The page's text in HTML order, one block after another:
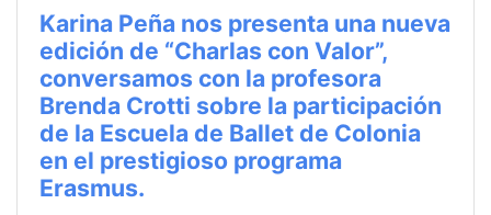
Karina Peña nos presenta una nueva
edición de “Charlas con Valor”,
conversamos con la profesora
Brenda Crotti sobre la participación
de la Escuela de Ballet de Colonia
en el prestigioso programa
Erasmus.